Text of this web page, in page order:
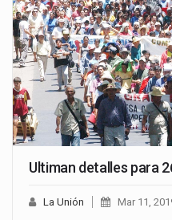
Ultiman detalles para
La Unión Mar 11,